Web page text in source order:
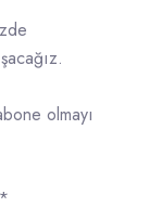
olmayı